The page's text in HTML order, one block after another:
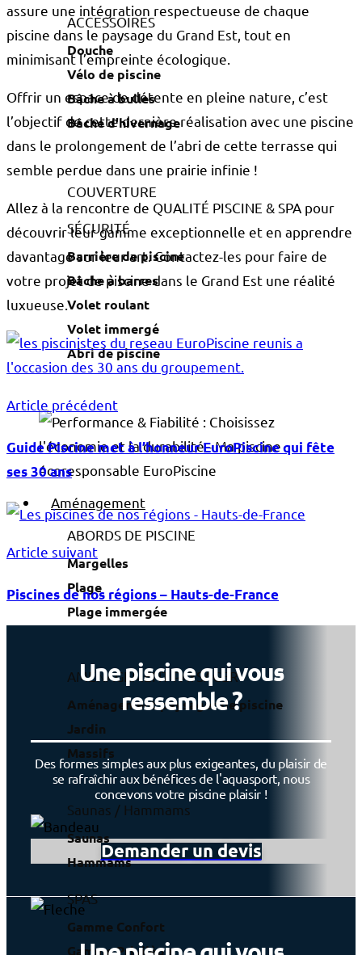
ACCESSOIRES
Douche
Vélo de piscine
Bâche à bulles
Bâche d'hivernage
COUVERTURE
SÉCURITÉ
Barrière de piscine
Bâche à barres
Volet roulant
Volet immergé
Abri de piscine
Aménagement
ABORDS DE PISCINE
Margelles
Plage
Plage immergée
AMÉNAGEMENT PAYSAGER
Aménagement paysager de piscine
Jardin
Massifs
Saunas / Hammams
Saunas
Hammams
SPAS
Gamme Confort
Gamme Privilège
assure une intégration respectueuse de chaque
piscine dans le paysage du Grand Est, tout en
minimisant l’empreinte écologique.
Offrir un espace de détente en pleine nature, c’est
l’objectif de cette dernière réalisation avec une piscine
dans le prolongement de l’abri de cette terrasse qui
semble perdue dans une prairie infinie !
Allez à la rencontre de QUALITÉ PISCINE & SPA pour
découvrir leur gamme exceptionnelle et en apprendre
davantage sur leur art. Contactez-les pour faire de
votre projet de piscine dans le Grand Est une réalité
luxueuse.
Article précédent
Guide Piscine met à l’honneur EuroPiscine qui fête
ses 30 ans
Article suivant
Piscines de nos régions – Hauts-de-France
Une piscine qui vous
ressemble ?
Des formes simples aux plus exigeantes, du plaisir de
se rafraîchir aux bénéfices de l'aquasport, nous
concevons votre piscine plaisir !
Demander un devis